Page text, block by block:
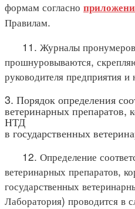
формам согласно
Правилам.
11. Журналы
прошнуровываются,
руководителя предприятия
3. Порядок определения
ветеринарных препаратов,
НТД
в государственных
12. Определение
ветеринарных препаратов,
государственных
Лаборатория) проводится в